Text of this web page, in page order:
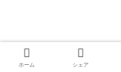
ホーム シェア